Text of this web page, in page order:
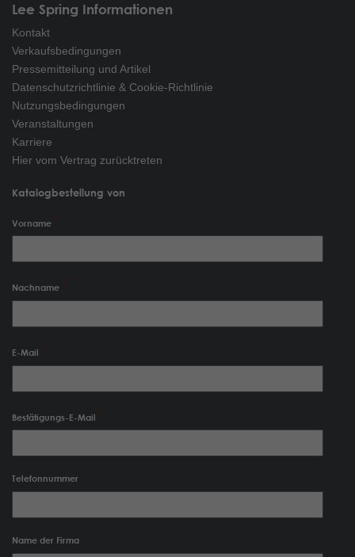
Lee Spring Informationen
Kontakt
Verkaufsbedingungen
Pressemitteilung und Artikel
Datenschutzrichtlinie & Cookie-Richtlinie
Nutzungsbedingungen
Veranstaltungen
Karriere
Hier vom Vertrag zurücktreten
Katalogbestellung von
Vorname
Nachname
E-Mail
Bestätigungs-E-Mail
Telefonnummer
Name der Firma